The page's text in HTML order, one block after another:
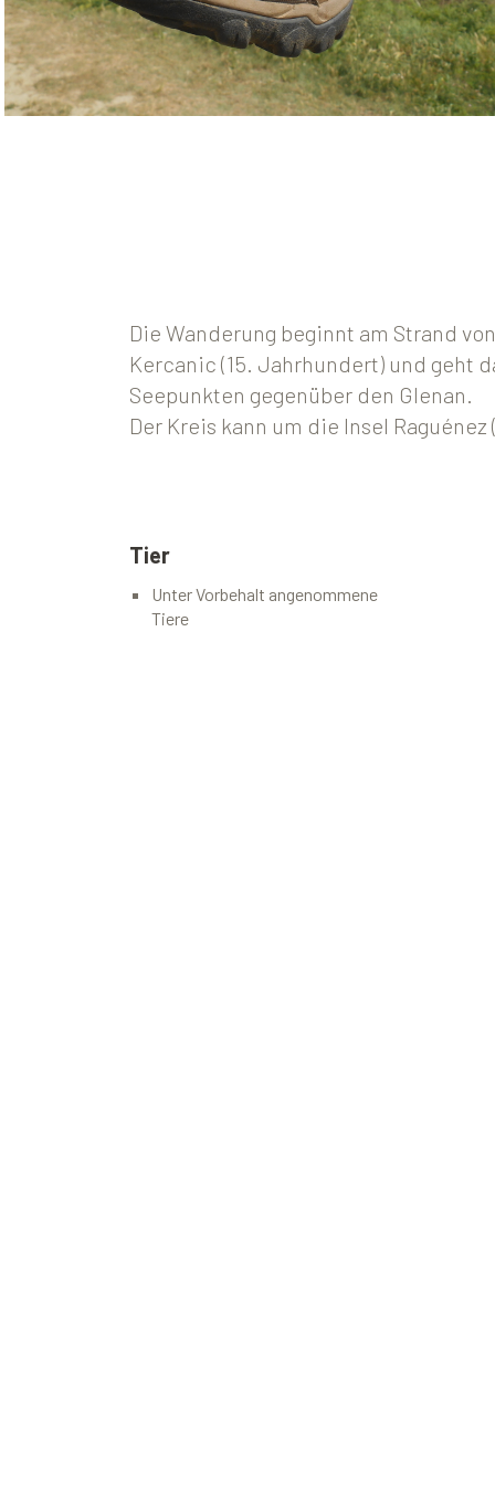
Die Wanderung beginnt am Strand
Kercanic (15. Jahrhundert) und geht
Seepunkten gegenüber den Glenan.
Der Kreis kann um die Insel
Tier
Unter Vorbehalt angenommene
Tiere